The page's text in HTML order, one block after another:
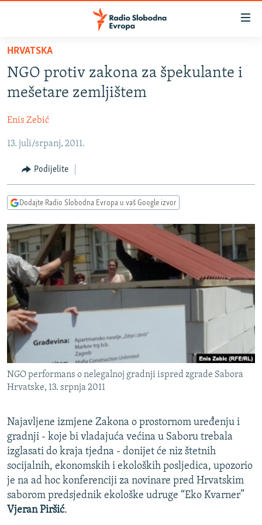
Pređite
glavni
sadržaj
na
navigaciju
Pređite
pretragu
BOSNA I HERCEGOVINA
KOSOVO
CRNA GORA
VIZUELNO
FOTOGALERIJE
INFOGRAFIKE
PODCASTI
RAT U UKRAJINI
KINA NA BALKANU
RSE PRIČE IZ SVIJETA
ISPRIČAJ MI
DNEVNO@RSE
SPECIJALI RSE
VIŠE OD NASLOVA
GENOCID U SREBRENICI
POPLAVE I KLIZIŠTA U BIH 2024.
POST SCRIPTUM
MOJA EVROPA
TRI DECENIJE OD RATA U BIH
SVE KARTE DEJTONA
NASTANAK I RASPAD JUGOSLAVIJE
PRATITE NAS
HRVATSKA
NGO protiv zakona za špekulante i
mešetare zemljištem
Enis Zebić
13. juli/srpanj, 2011.
Podijelite
Dodajte Radio Slobodna Evropa u vaš Google izvor
NGO performans o nelegalnoj gradnji ispred zgrade Sabora
Hrvatske, 13. srpnja 2011
Najavljene izmjene Zakona o prostornom uređenju i
gradnji - koje bi vladajuća većina u Saboru trebala
izglasati do kraja tjedna - donijet će niz štetnih
socijalnih, ekonomskih i ekoloških posljedica, upozorio
je na ad hoc konferenciji za novinare pred Hrvatskim
saborom predsjednik ekološke udruge “Eko Kvarner”
Vjeran Piršić.